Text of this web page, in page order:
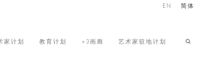
家计划 教育计划 +3画廊 艺术家驻地计划
EN 简体